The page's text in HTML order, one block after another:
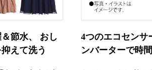
節水、 おし
えて洗う
4つのエコセンサ
ンバーターで時